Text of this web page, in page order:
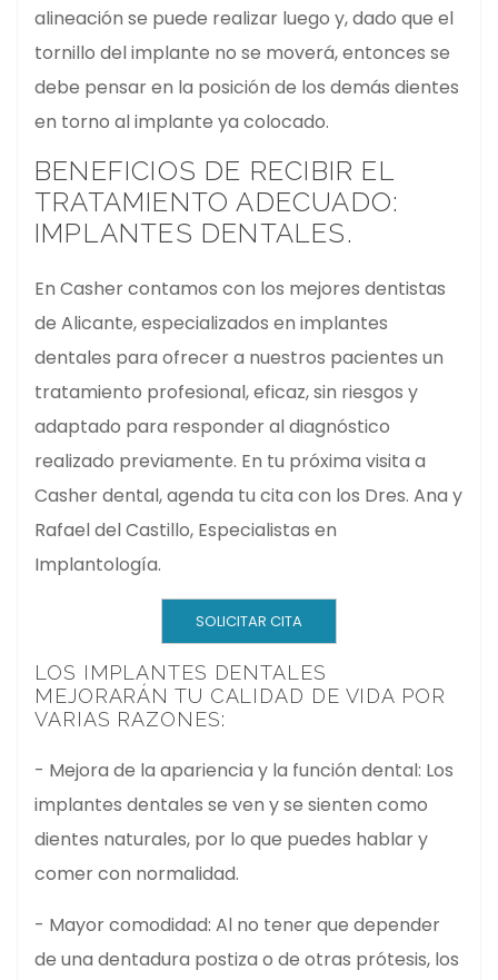
alineación se puede realizar luego y, dado que el
tornillo del implante no se moverá, entonces se
debe pensar en la posición de los demás dientes
en torno al implante ya colocado.
BENEFICIOS DE RECIBIR EL
TRATAMIENTO ADECUADO:
IMPLANTES DENTALES.
En Casher contamos con los mejores dentistas
de Alicante, especializados en implantes
dentales para ofrecer a nuestros pacientes un
tratamiento profesional, eficaz, sin riesgos y
adaptado para responder al diagnóstico
realizado previamente. En tu próxima visita a
Casher dental, agenda tu cita con los Dres. Ana y
Rafael del Castillo, Especialistas en
Implantología.
SOLICITAR CITA
LOS IMPLANTES DENTALES
MEJORARÁN TU CALIDAD DE VIDA POR
VARIAS RAZONES:
- Mejora de la apariencia y la función dental: Los
implantes dentales se ven y se sienten como
dientes naturales, por lo que puedes hablar y
comer con normalidad.
- Mayor comodidad: Al no tener que depender
de una dentadura postiza o de otras prótesis, los